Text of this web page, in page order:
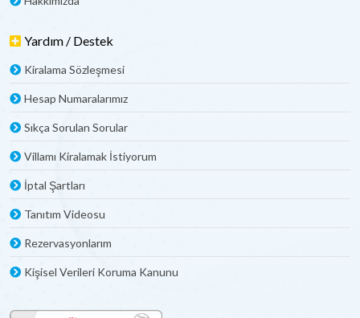
Yardım / Destek
Kiralama Sözleşmesi
Hesap Numaralarımız
Sıkça Sorulan Sorular
Villamı Kiralamak İstiyorum
İptal Şartları
Tanıtım Videosu
Rezervasyonlarım
Kişisel Verileri Koruma Kanunu